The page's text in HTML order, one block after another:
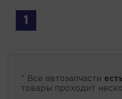
1
* Все автозапчасти
товары проходит